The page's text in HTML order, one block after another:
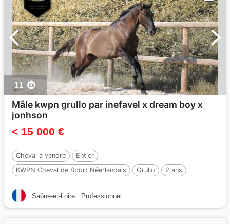
11
Mâle kwpn grullo par inefavel x dream boy x
jonhson
< 15 000 €
Cheval à vendre
Entier
KWPN Cheval de Sport Néerlandais
Grullo
2 ans
Saône-et-Loire
Professionnel